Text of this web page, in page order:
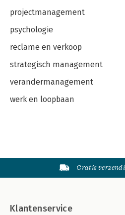
projectmanagement
psychologie
reclame en verkoop
strategisch management
verandermanagement
werk en loopbaan
Gratis
Klantenservice